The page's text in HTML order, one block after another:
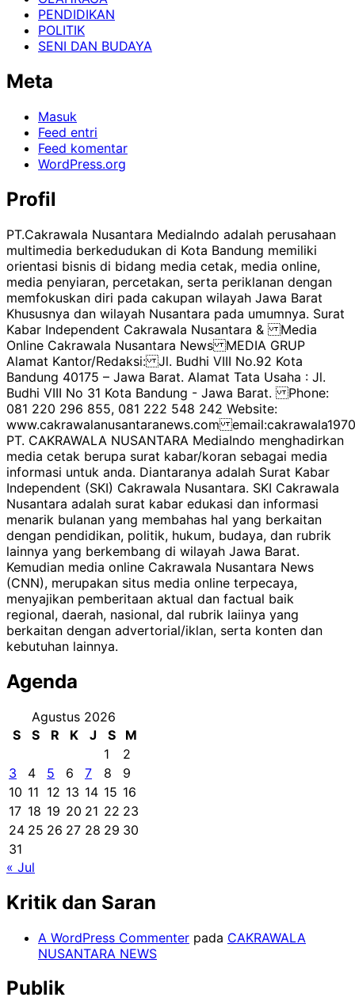
PENDIDIKAN
POLITIK
SENI DAN BUDAYA
Meta
Masuk
Feed entri
Feed komentar
WordPress.org
Profil
PT.Cakrawala Nusantara MediaIndo adalah perusahaan
multimedia berkedudukan di Kota Bandung memiliki
orientasi bisnis di bidang media cetak, media online,
media penyiaran, percetakan, serta periklanan dengan
memfokuskan diri pada cakupan wilayah Jawa Barat
Khususnya dan wilayah Nusantara pada umumnya. Surat
Kabar Independent Cakrawala Nusantara & Media
Online Cakrawala Nusantara News MEDIA GRUP
Alamat Kantor/Redaksi: Jl. Budhi VIII No.92 Kota
Bandung 40175 – Jawa Barat. Alamat Tata Usaha : Jl.
Budhi VIII No 31 Kota Bandung - Jawa Barat. Phone:
081 220 296 855, 081 222 548 242 Website:
www.cakrawalanusantaranews.com
PT. CAKRAWALA NUSANTARA MediaIndo menghadirkan
media cetak berupa surat kabar/koran sebagai media
informasi untuk anda. Diantaranya adalah Surat Kabar
Independent (SKI) Cakrawala Nusantara. SKI Cakrawala
Nusantara adalah surat kabar edukasi dan informasi
menarik bulanan yang membahas hal yang berkaitan
dengan pendidikan, politik, hukum, budaya, dan rubrik
lainnya yang berkembang di wilayah Jawa Barat.
Kemudian media online Cakrawala Nusantara News
(CNN), merupakan situs media online terpecaya,
menyajikan pemberitaan aktual dan factual baik
regional, daerah, nasional, dal rubrik laiinya yang
berkaitan dengan advertorial/iklan, serta konten dan
kebutuhan lainnya.
Agenda
Agustus 2026
S
S R K J S
M
1
2
3
4 5 6 7 8
9
10 11 12 13 14 15 16
17 18 19 20 21 22 23
24 25 26 27 28 29 30
31
« Jul
Kritik dan Saran
A WordPress Commenter pada CAKRAWALA
NUSANTARA NEWS
Publik